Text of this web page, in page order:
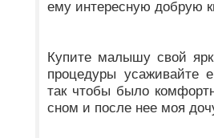
ему интересную добрую
Купите малышу свой
процедуры усаживайте
так чтобы было
сном и после нее моя